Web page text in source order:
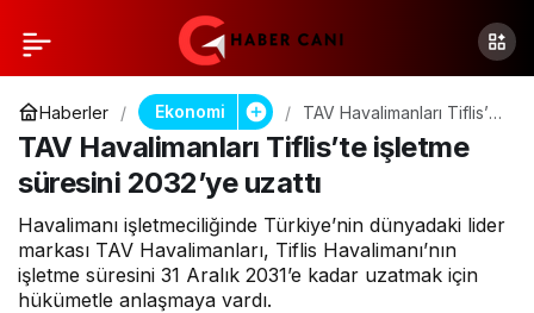
Haberler Ekonomi
TAV Havalimanları Tiflis’te
işletme süresini 2032’ye
uzattı
TAV Havalimanları Tiflis’te işletme
süresini 2032’ye uzattı
Havalimanı işletmeciliğinde Türkiye’nin dünyadaki lider
markası TAV Havalimanları, Tiflis Havalimanı’nın
işletme süresini 31 Aralık 2031’e kadar uzatmak için
hükümetle anlaşmaya vardı.